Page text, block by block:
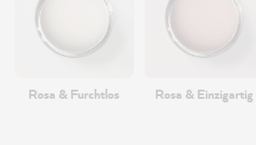
Rosa & Furchtlos Rosa & Einzigartig